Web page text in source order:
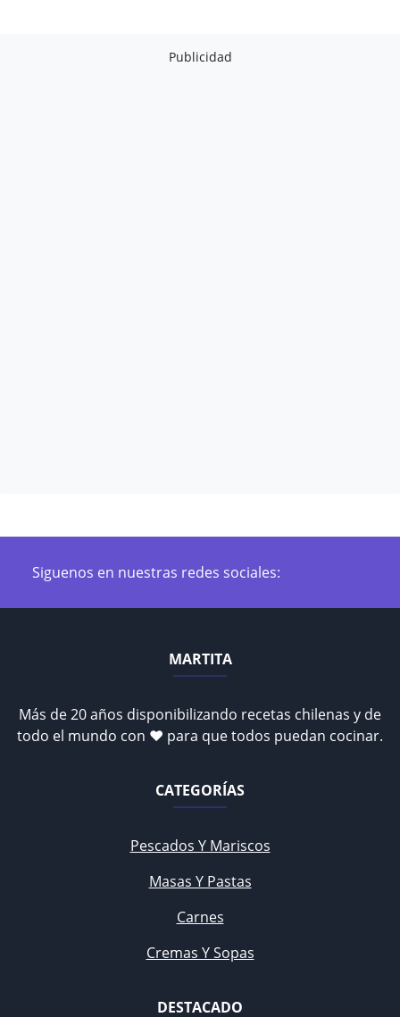
Publicidad
Siguenos en nuestras redes sociales:
MARTITA
Más de 20 años disponibilizando recetas chilenas y de
todo el mundo con ♥ para que todos puedan cocinar.
CATEGORÍAS
Pescados Y Mariscos
Masas Y Pastas
Carnes
Cremas Y Sopas
DESTACADO